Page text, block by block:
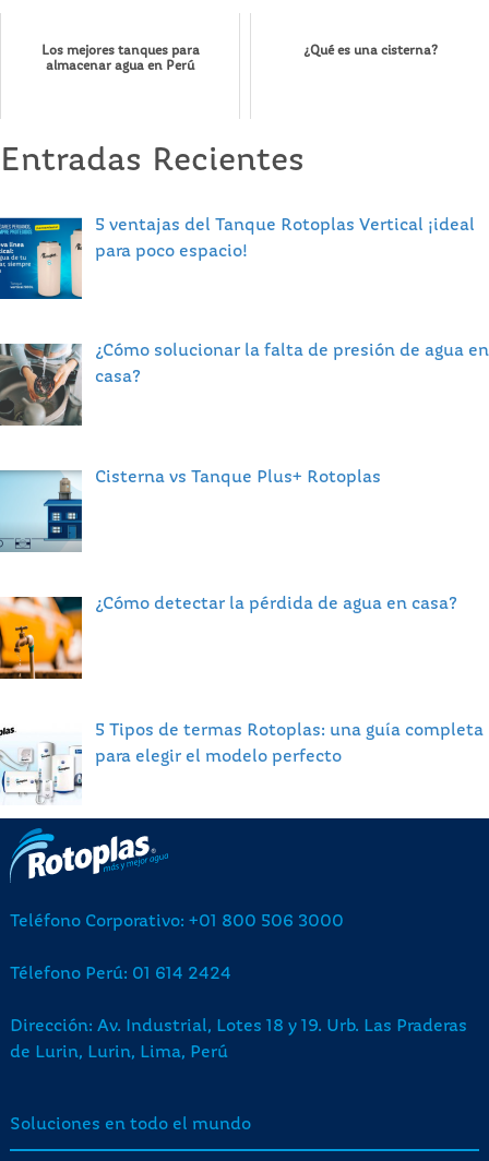
Los mejores tanques para
almacenar agua en Perú
¿Qué es una cisterna?
Entradas Recientes
5 ventajas del Tanque Rotoplas Vertical ¡ideal
para poco espacio!
¿Cómo solucionar la falta de presión de agua en
casa?
Cisterna vs Tanque Plus+ Rotoplas
¿Cómo detectar la pérdida de agua en casa?
5 Tipos de termas Rotoplas: una guía completa
para elegir el modelo perfecto
Teléfono Corporativo: +01 800 506 3000
Télefono Perú: 01 614 2424
Dirección: Av. Industrial, Lotes 18 y 19. Urb. Las Praderas
de Lurin, Lurin, Lima, Perú
Soluciones en todo el mundo